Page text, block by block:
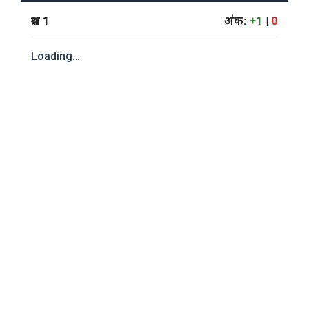
प्रश्न 1 अंक: +1 | 0
Loading…